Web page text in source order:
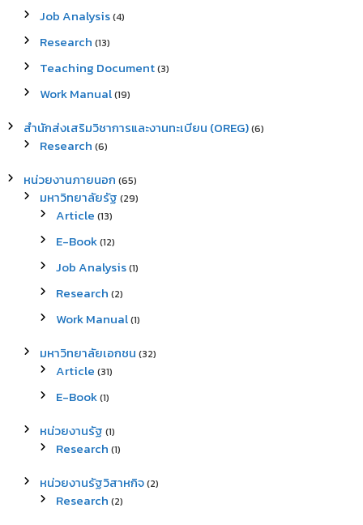
Job Analysis(4)
Research (13)
Teaching Document(3)
Work Manual(19)
สำนักส่งเสริมวิชาการและงานทะเบียน (OREG)(6)
Research (6)
หน่วยงานภายนอก (65)
มหาวิทยาลัยรัฐ (29)
Article (13)
E-Book(12)
Job Analysis(1)
Research (2)
Work Manual(1)
มหาวิทยาลัยเอกชน (32)
Article (31)
E-Book(1)
หน่วยงานรัฐ (1)
Research (1)
หน่วยงานรัฐวิสาหกิจ(2)
Research (2)